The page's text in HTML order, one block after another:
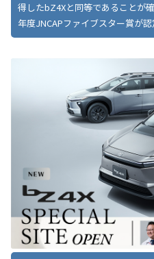
得したbZ4Xと同等であることが
年度JNCAPファイブスター賞が認